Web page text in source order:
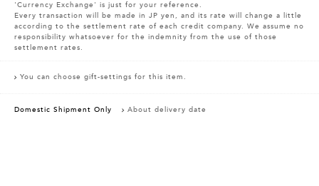
'Currency Exchange' is just for your reference.
Every transaction will be made in JP yen, and its rate will change a little
according to the settlement rate of each credit company. We assume no
responsibility whatsoever for the indemnity from the use of those
settlement rates.
You can choose gift-settings for this item.
Domestic Shipment Only About delivery date